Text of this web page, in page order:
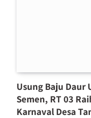
Usung Baju Daur
Semen, RT 03
Karnaval Desa